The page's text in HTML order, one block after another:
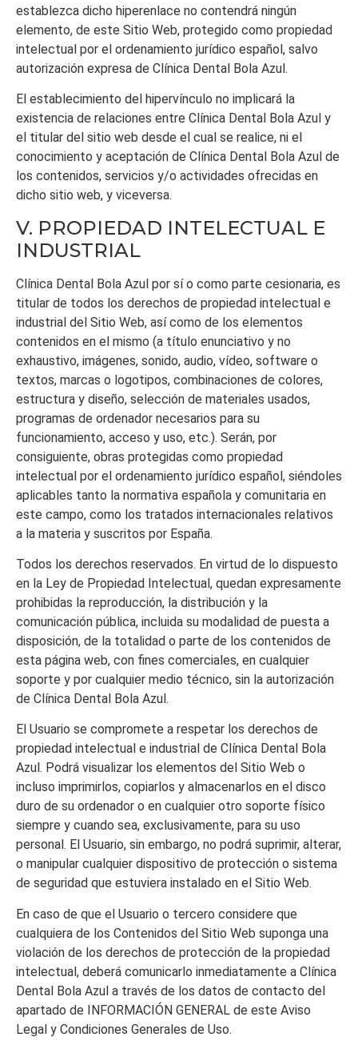
establezca dicho hiperenlace no contendrá ningún
elemento, de este Sitio Web, protegido como propiedad
intelectual por el ordenamiento jurídico español, salvo
autorización expresa de Clínica Dental Bola Azul.
El establecimiento del hipervínculo no implicará la
existencia de relaciones entre Clínica Dental Bola Azul y
el titular del sitio web desde el cual se realice, ni el
conocimiento y aceptación de Clínica Dental Bola Azul de
los contenidos, servicios y/o actividades ofrecidas en
dicho sitio web, y viceversa.
V. PROPIEDAD INTELECTUAL E
INDUSTRIAL
Clínica Dental Bola Azul por sí o como parte cesionaria, es
titular de todos los derechos de propiedad intelectual e
industrial del Sitio Web, así como de los elementos
contenidos en el mismo (a título enunciativo y no
exhaustivo, imágenes, sonido, audio, vídeo, software o
textos, marcas o logotipos, combinaciones de colores,
estructura y diseño, selección de materiales usados,
programas de ordenador necesarios para su
funcionamiento, acceso y uso, etc.). Serán, por
consiguiente, obras protegidas como propiedad
intelectual por el ordenamiento jurídico español, siéndoles
aplicables tanto la normativa española y comunitaria en
este campo, como los tratados internacionales relativos
a la materia y suscritos por España.
Todos los derechos reservados. En virtud de lo dispuesto
en la Ley de Propiedad Intelectual, quedan expresamente
prohibidas la reproducción, la distribución y la
comunicación pública, incluida su modalidad de puesta a
disposición, de la totalidad o parte de los contenidos de
esta página web, con fines comerciales, en cualquier
soporte y por cualquier medio técnico, sin la autorización
de Clínica Dental Bola Azul.
El Usuario se compromete a respetar los derechos de
propiedad intelectual e industrial de Clínica Dental Bola
Azul . Podrá visualizar los elementos del Sitio Web o
incluso imprimirlos, copiarlos y almacenarlos en el disco
duro de su ordenador o en cualquier otro soporte físico
siempre y cuando sea, exclusivamente, para su uso
personal. El Usuario, sin embargo, no podrá suprimir, alterar,
o manipular cualquier dispositivo de protección o sistema
de seguridad que estuviera instalado en el Sitio Web.
En caso de que el Usuario o tercero considere que
cualquiera de los Contenidos del Sitio Web suponga una
violación de los derechos de protección de la propiedad
intelectual, deberá comunicarlo inmediatamente a Clínica
Dental Bola Azul a través de los datos de contacto del
apartado de INFORMACIÓN GENERAL de este Aviso
Legal y Condiciones Generales de Uso.